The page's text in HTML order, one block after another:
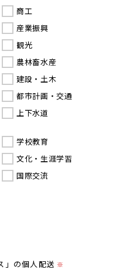
商工
産業振興
観光
農林畜水産
建設・土木
都市計画・交通
上下水道
学校教育
文化・生涯学習
国際交流
」の個人配送 ※